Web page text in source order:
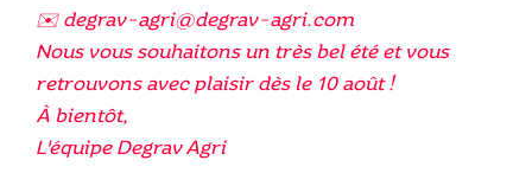
✉️ degrav-agri@degrav-agri.com
Nous vous souhaitons un très bel été et vous
retrouvons avec plaisir dès le 10 août !
À bientôt,
L'équipe Degrav Agri